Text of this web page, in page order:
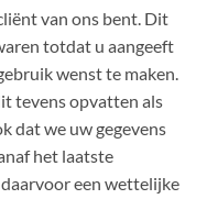
van ons bent. Dit
totdat u aangeeft
wenst te maken.
tevens opvatten als
dat we uw gegevens
het laatste
een wettelijke